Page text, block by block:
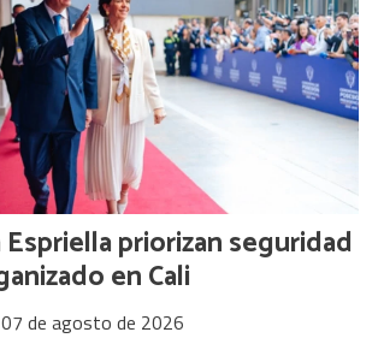
Espriella priorizan seguridad
en Cali
07 de agosto de 2026